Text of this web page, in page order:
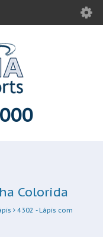
Colorida
4302 - Lápis com